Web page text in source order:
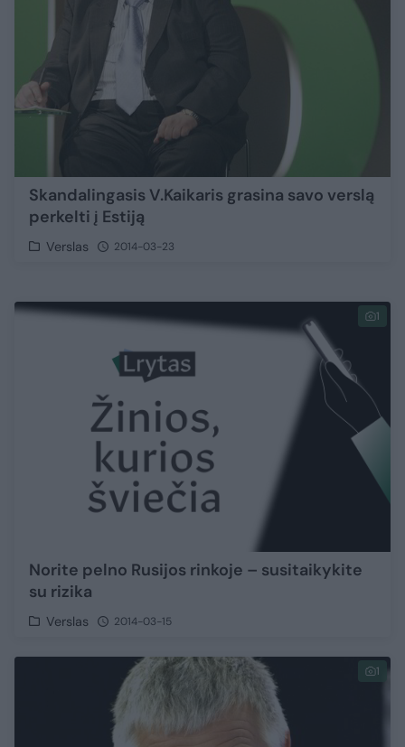
Skandalingasis V.Kaikaris grasina savo verslą
perkelti į Estiją
Verslas 2014-03-23
1
Norite pelno Rusijos rinkoje – susitaikykite
su rizika
Verslas 2014-03-15
1